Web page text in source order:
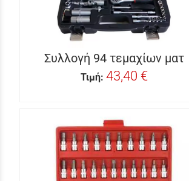
Συλλογή 94 τεμαχίων ματ
Τιμή: 43,40 €